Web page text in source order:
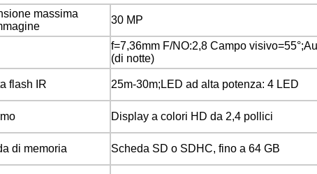
massima
30 MP
f=7,36mm F/NO:2,8 Campo
(di notte)
flash IR 25m-30m;LED ad alta potenza: 4 LED
Display a colori HD da 2,4 pollici
di memoria Scheda SD o SDHC, fino a 64 GB